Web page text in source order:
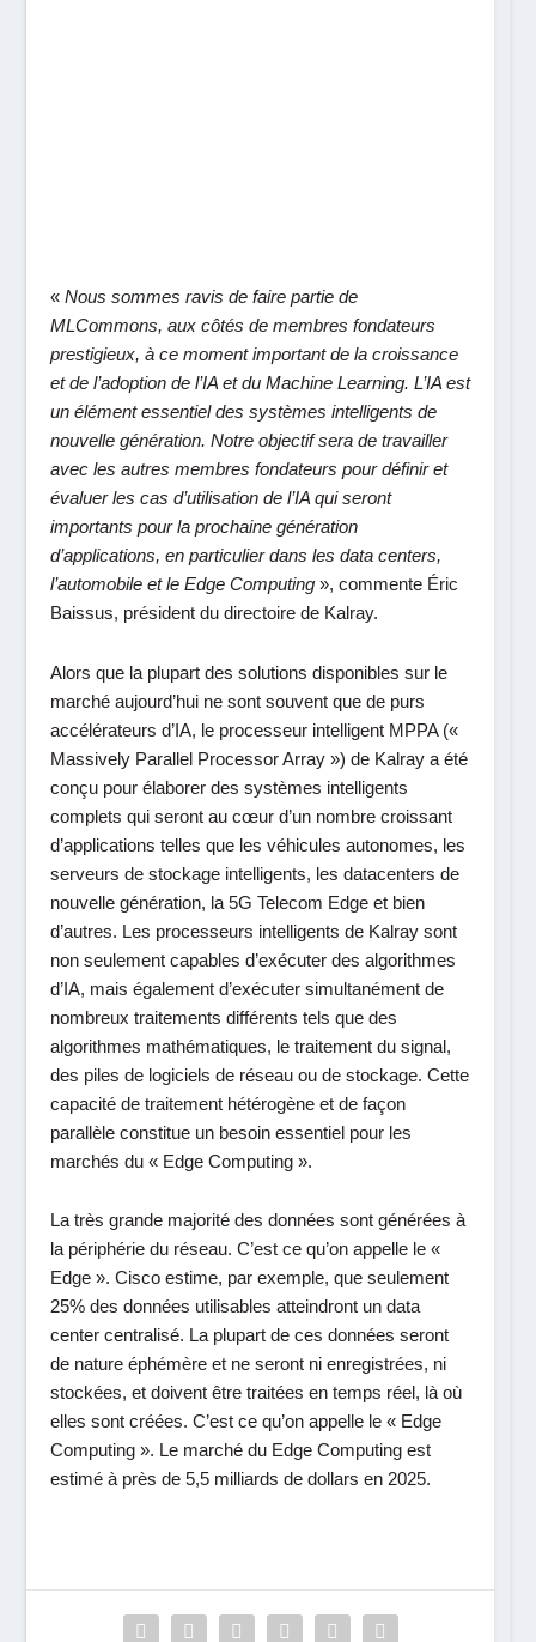
«Nous sommes ravis de faire partie de
MLCommons, aux côtés de membres fondateurs
prestigieux, à ce moment important de la croissance
et de l’adoption de l’IA et du Machine Learning. L’IA est
un élément essentiel des systèmes intelligents de
nouvelle génération. Notre objectif sera de travailler
avec les autres membres fondateurs pour définir et
évaluer les cas d’utilisation de l’IA qui seront
importants pour la prochaine génération
d’applications, en particulier dans les data centers,
l’automobile et le Edge Computing», commente Éric
Baissus, président du directoire de Kalray.
Alors que la plupart des solutions disponibles sur le
marché aujourd’hui ne sont souvent que de purs
accélérateurs d’IA, le processeur intelligent MPPA («
Massively Parallel Processor Array ») de Kalray a été
conçu pour élaborer des systèmes intelligents
complets qui seront au cœur d’un nombre croissant
d’applications telles que les véhicules autonomes, les
serveurs de stockage intelligents, les datacenters de
nouvelle génération, la 5G Telecom Edge et bien
d’autres. Les processeurs intelligents de Kalray sont
non seulement capables d’exécuter des algorithmes
d’IA, mais également d’exécuter simultanément de
nombreux traitements différents tels que des
algorithmes mathématiques, le traitement du signal,
des piles de logiciels de réseau ou de stockage. Cette
capacité de traitement hétérogène et de façon
parallèle constitue un besoin essentiel pour les
marchés du « Edge Computing ».
La très grande majorité des données sont générées à
la périphérie du réseau. C’est ce qu’on appelle le «
Edge ». Cisco estime, par exemple, que seulement
25% des données utilisables atteindront un data
center centralisé. La plupart de ces données seront
de nature éphémère et ne seront ni enregistrées, ni
stockées, et doivent être traitées en temps réel, là où
elles sont créées. C’est ce qu’on appelle le « Edge
Computing ». Le marché du Edge Computing est
estimé à près de 5,5 milliards de dollars en 2025.